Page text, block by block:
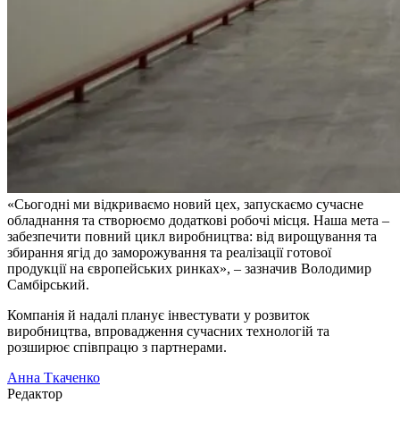
«Сьогодні ми відкриваємо новий цех, запускаємо сучасне
обладнання та створюємо додаткові робочі місця. Наша мета –
забезпечити повний цикл виробництва: від вирощування та
збирання ягід до заморожування та реалізації готової
продукції на європейських ринках», – зазначив Володимир
Самбірський.
Компанія й надалі планує інвестувати у розвиток
виробництва, впровадження сучасних технологій та
розширює співпрацю з партнерами.
Анна Ткаченко
Редактор